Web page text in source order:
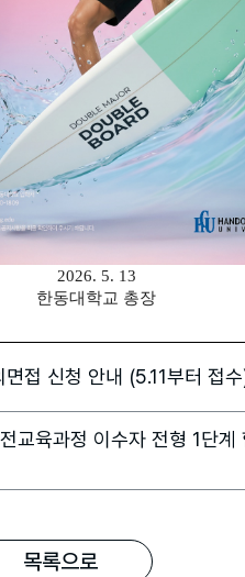
2026. 5. 13
한동대학교 총장
접 신청 안내 (5.11부터 접
교육과정 이수자 전형 1단계
목록으로